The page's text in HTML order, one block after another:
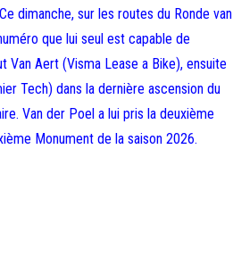
dimanche, sur les routes du Ronde van
que lui seul est capable de
Van Aert (Visma Lease a Bike), ensuite
Tech) dans la dernière ascension du
Van der Poel a lui pris la deuxième
Monument de la saison 2026.